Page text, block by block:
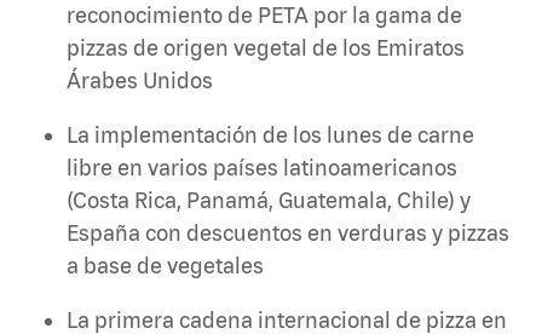
reconocimiento de PETA por la gama de
pizzas de origen vegetal de los Emiratos
Árabes Unidos
La implementación de los lunes de carne
libre en varios países latinoamericanos
(Costa Rica, Panamá, Guatemala, Chile) y
España con descuentos en verduras y pizzas
a base de vegetales
La primera cadena internacional de pizza en